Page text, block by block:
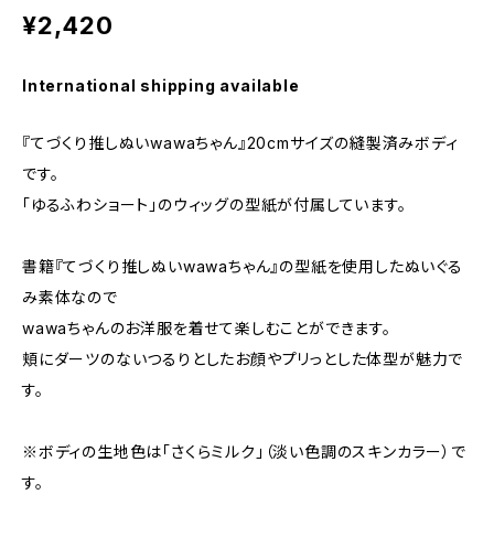
¥2,420
International shipping available
『てづくり推しぬいwawaちゃん』20cmサイズの縫製済みボディ
です。
「ゆるふわショート」のウィッグの型紙が付属しています。
書籍『てづくり推しぬいwawaちゃん』の型紙を使用したぬいぐる
み素体なので
wawaちゃんのお洋服を着せて楽しむことができます。
頬にダーツのないつるりとしたお顔やプリっとした体型が魅力で
す。
※ボディの生地色は「さくらミルク」（淡い色調のスキンカラー）で
す。